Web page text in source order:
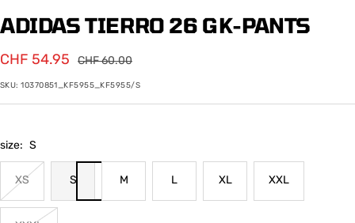
gehengehen
gehen
gehen
ADIDAS TIERRO 26 GK-PANTS
Angebotspreis
CHF 54.95
Regulärer
CHF 60.00
SKU:10370851_KF5955_KF5955/S
size: S
XS S M L XL XXL